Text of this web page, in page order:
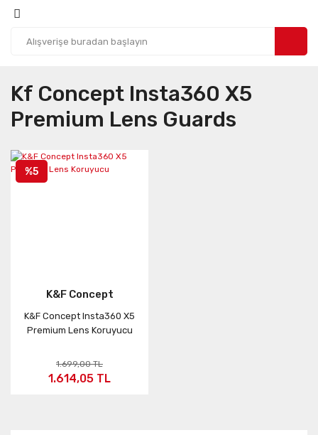
Kf Concept Insta360 X5
Premium Lens Guards
%5
K&F Concept
K&F Concept Insta360 X5
Premium Lens Koruyucu
1.699,00 TL
1.614,05 TL